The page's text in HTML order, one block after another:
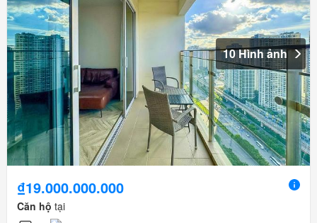
10 Hình ảnh
₫19.000.000.000
Căn hộ tại